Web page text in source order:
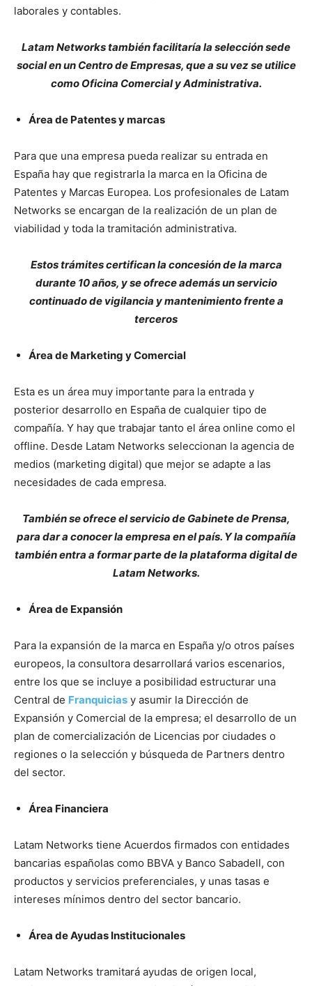
laborales y contables.
Latam Networks también facilitaría la selección sede
social en un Centro de Empresas, que a su vez se utilice
como Oficina Comercial y Administrativa.
Área de Patentes y marcas
Para que una empresa pueda realizar su entrada en
España hay que registrarla la marca en la Oficina de
Patentes y Marcas Europea. Los profesionales de Latam
Networks se encargan de la realización de un plan de
viabilidad y toda la tramitación administrativa.
Estos trámites certifican la concesión de la marca
durante 10 años, y se ofrece además un servicio
continuado de vigilancia y mantenimiento frente a
terceros
Área de Marketing y Comercial
Esta es un área muy importante para la entrada y
posterior desarrollo en España de cualquier tipo de
compañía. Y hay que trabajar tanto el área online como el
offline. Desde Latam Networks seleccionan la agencia de
medios (marketing digital) que mejor se adapte a las
necesidades de cada empresa.
También se ofrece el servicio de Gabinete de Prensa,
para dar a conocer la empresa en el país. Y la compañía
también entra a formar parte de la plataforma digital de
Latam Networks.
Área de Expansión
Para la expansión de la marca en España y/o otros países
europeos, la consultora desarrollará varios escenarios,
entre los que se incluye a posibilidad estructurar una
Central de Franquicias y asumir la Dirección de
Expansión y Comercial de la empresa; el desarrollo de un
plan de comercialización de Licencias por ciudades o
regiones o la selección y búsqueda de Partners dentro
del sector.
Área Financiera
Latam Networks tiene Acuerdos firmados con entidades
bancarias españolas como BBVA y Banco Sabadell, con
productos y servicios preferenciales, y unas tasas e
intereses mínimos dentro del sector bancario.
Área de Ayudas Institucionales
Latam Networks tramitará ayudas de origen local,